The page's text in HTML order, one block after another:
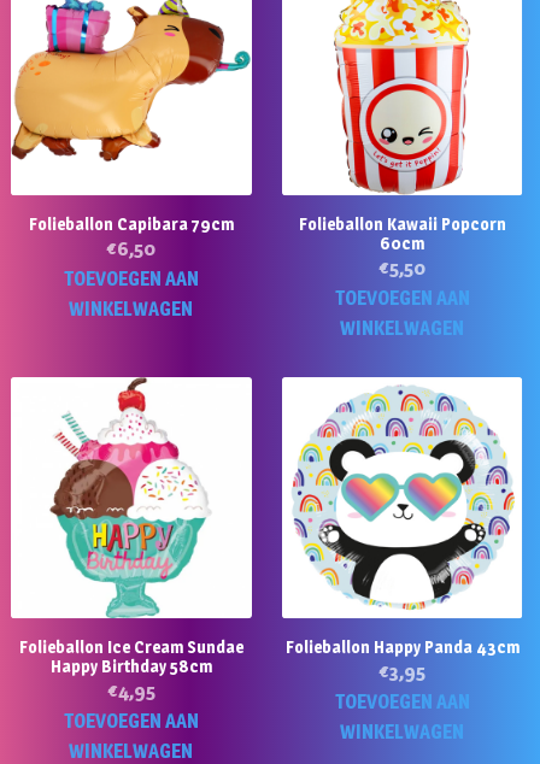
Folieballon Capibara 79cm
€6,50
TOEVOEGEN AAN
WINKELWAGEN
Folieballon Kawaii Popcorn
60cm
€5,50
TOEVOEGEN AAN
WINKELWAGEN
Folieballon Ice Cream Sundae
Happy Birthday 58cm
€4,95
TOEVOEGEN AAN
WINKELWAGEN
Folieballon Happy Panda 43cm
€3,95
TOEVOEGEN AAN
WINKELWAGEN